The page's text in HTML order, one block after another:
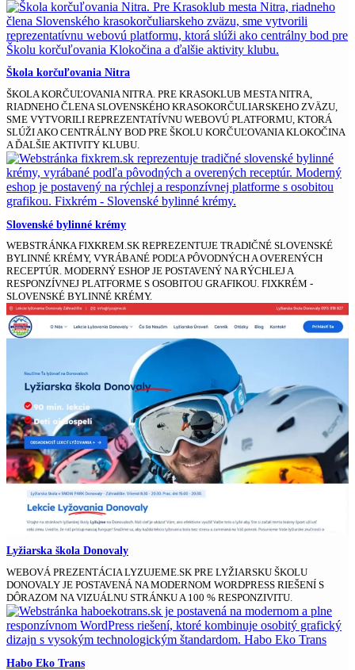
Škola korčuľovania Nitra
ŠKOLA KORČUĽOVANIA NITRA. PRE KRASOKLUB MESTA NITRA,
RIADNEHO ČLENA SLOVENSKÉHO KRASOKORČULIARSKEHO ZVÄZU,
SME VYTVORILI REPREZENTATÍVNU WEBOVÚ PLATFORMU, KTORÁ
SLÚŽI AKO CENTRÁLNY BOD PRE ŠKOLU KORČUĽOVANIA KLOKOČINA
A ĎALŠIE AKTIVITY KLUBU.
Slovenské bylinné krémy
WEBSTRÁNKA FIXKREM.SK REPREZENTUJE TRADIČNÉ SLOVENSKÉ
BYLINNÉ KRÉMY, VYRÁBANÉ PODĽA PÔVODNÝCH A OVERENÝCH
RECEPTÚR. MODERNÝ ESHOP JE POSTAVENÝ NA RÝCHLEJ A
RESPONZÍVNEJ PLATFORME S OSOBITOU GRAFIKOU. FIXKRÉM -
SLOVENSKÉ BYLINNÉ KRÉMY.
Lyžiarska škola Donovaly
WEBOVÁ PREZENTÁCIA LYZUJEME.SK PRE LYŽIARSKU ŠKOLU
DONOVALY JE POSTAVENÁ NA MODERNOM WORDPRESS RIEŠENÍ S
DÔRAZOM NA VIZUÁLNU STRÁNKU A 100 % RESPONZIVITU.
Habo Eko Trans